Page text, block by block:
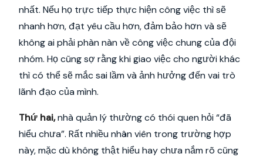
nhất. Nếu họ trực tiếp thực hiện công việc thì sẽ
nhanh hơn, đạt yêu cầu hơn, đảm bảo hơn và sẽ
không ai phải phàn nàn về công việc chung của đội
nhóm. Họ cũng sợ rằng khi giao việc cho người khác
thì có thể sẽ mắc sai lầm và ảnh hưởng đến vai trò
lãnh đạo của mình.
Thứ hai,nhà quản lý thường có thói quen hỏi “đã
hiểu chưa”. Rất nhiều nhân viên trong trường hợp
này, mặc dù không thật hiểu hay chưa nắm rõ cũng